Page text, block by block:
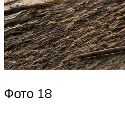
Фото 18